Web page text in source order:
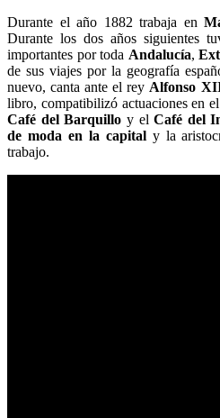
Durante el año 1882 trabaja en
Durante los dos años siguientes
importantes por toda Andalucía,
de sus viajes por la geografía
nuevo, canta ante el rey Alfonso
libro, compatibilizó actuaciones en
Café del Barquillo y elCafé del
de moda en la capitaly la
trabajo.